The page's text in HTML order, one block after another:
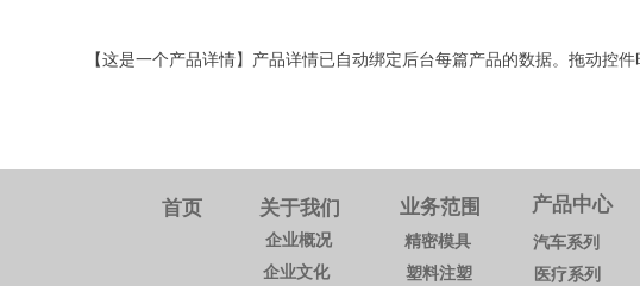
【这是一个产品详情】产品详情已自动绑定后台每篇产品的数据。拖动控
首页 关于我们 业务范围 产品中心
企业概况
企业文化
精密模具
塑料注塑
汽车系列
医疗系列